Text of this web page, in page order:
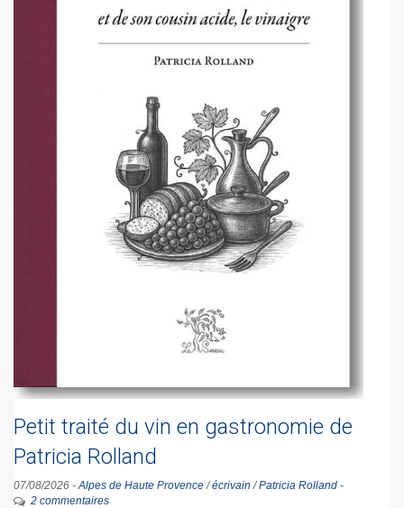
Petit traité du vin en gastronomie de
Patricia Rolland
07/08/2026 - Alpes de Haute Provence /écrivain /Patricia Rolland -
2 commentaires